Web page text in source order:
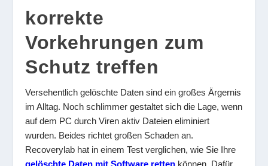
korrekte
Vorkehrungen zum
Schutz treffen
Versehentlich gelöschte Daten sind ein großes Ärgernis
im Alltag. Noch schlimmer gestaltet sich die Lage, wenn
auf dem PC durch Viren aktiv Dateien eliminiert
wurden. Beides richtet großen Schaden an.
Recoverylab hat in einem Test verglichen, wie Sie Ihre
gelöschte Daten mit Software retten können. Dafür